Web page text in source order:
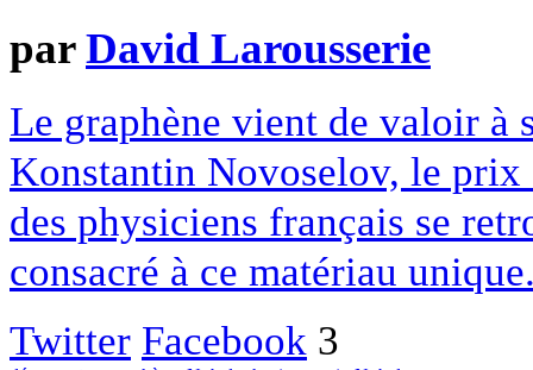
parDavid Larousserie
Le graphène vient de valoir à
Konstantin Novoselov, le
des physiciens français se
consacré à ce matériau
Twitter Facebook 3